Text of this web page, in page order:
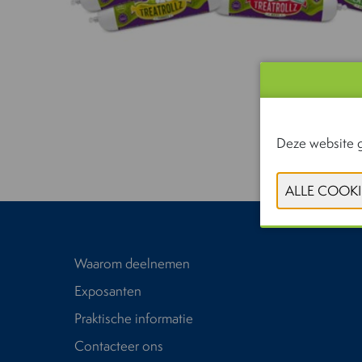
Waarom deelnemen
Exposanten
Praktische informatie
Contacteer ons
Deze website